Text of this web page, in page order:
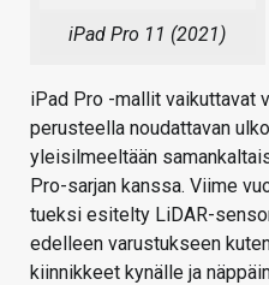
iPad Pro 11 (2021)
iPad Pro -mallit vaikuttavat
perusteella noudattavan
yleisilmeeltään
Pro-sarjan kanssa. Viime
tueksi esitelty LiDAR-
edelleen varustukseen
kiinnikkeet kynälle ja